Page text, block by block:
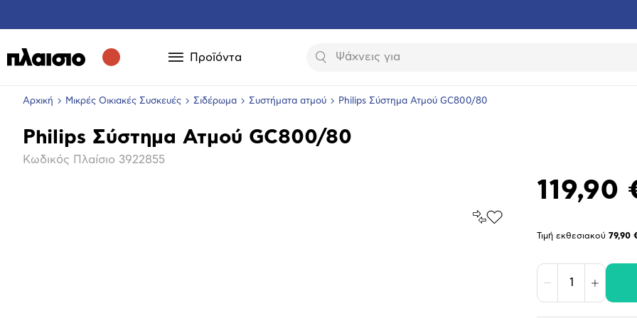
Προϊόντα Αναζήτηση
Αρχική Μικρές Οικιακές Συσκευές Σιδέρωμα Συστήματα ατμού Philips Σύστημα Ατμού GC800/80
Βασικά
Philips Σύστημα Ατμού GC800/80
Κωδικός Πλαίσιο 3922855
Σύγκρινέ
Προσθήκη
119,90
Τιμή εκθεσιακού 79,90
Μείωση Αύξηση